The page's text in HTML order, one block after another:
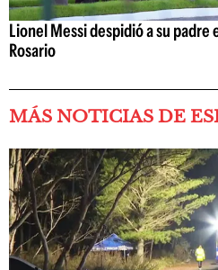
Lionel Messi despidió a su
Rosario
MÁS NOTICIAS DE